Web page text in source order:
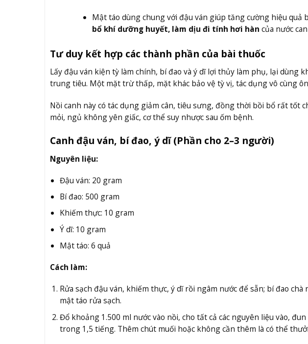
Mật táo dùng chung với đậu ván giúp tăng cường hiệu quả
bổ khí dưỡng huyết, làm dịu đi tính hơi hàn của nước
Tư duy kết hợp các thành phần của bài thuốc
Lấy đậu ván kiện tỳ làm chính, bí đao và ý dĩ lợi thủy làm phụ, lại dùng
trung tiêu. Một mặt trừ thấp, mặt khác bảo vệ tỳ vị, tác dụng vô cùng
Nồi canh này có tác dụng giảm cân, tiêu sưng, đồng thời bồi bổ rất tốt
mỏi, ngủ không yên giấc, cơ thể suy nhược sau ốm bệnh.
Canh đậu ván, bí đao, ý dĩ (Phần cho 2–3 người)
Nguyên liệu:
Đậu ván: 20 gram
Bí đao: 500 gram
Khiếm thực: 10 gram
Ý dĩ: 10 gram
Mật táo: 6 quả
Cách làm:
Rửa sạch đậu ván, khiếm thực, ý dĩ rồi ngâm nước để sẵn; bí đao
mật táo rửa sạch.
Đổ khoảng 1.500 ml nước vào nồi, cho tất cả các nguyên liệu vào,
trong 1,5 tiếng. Thêm chút muối hoặc không cần thêm là có thể